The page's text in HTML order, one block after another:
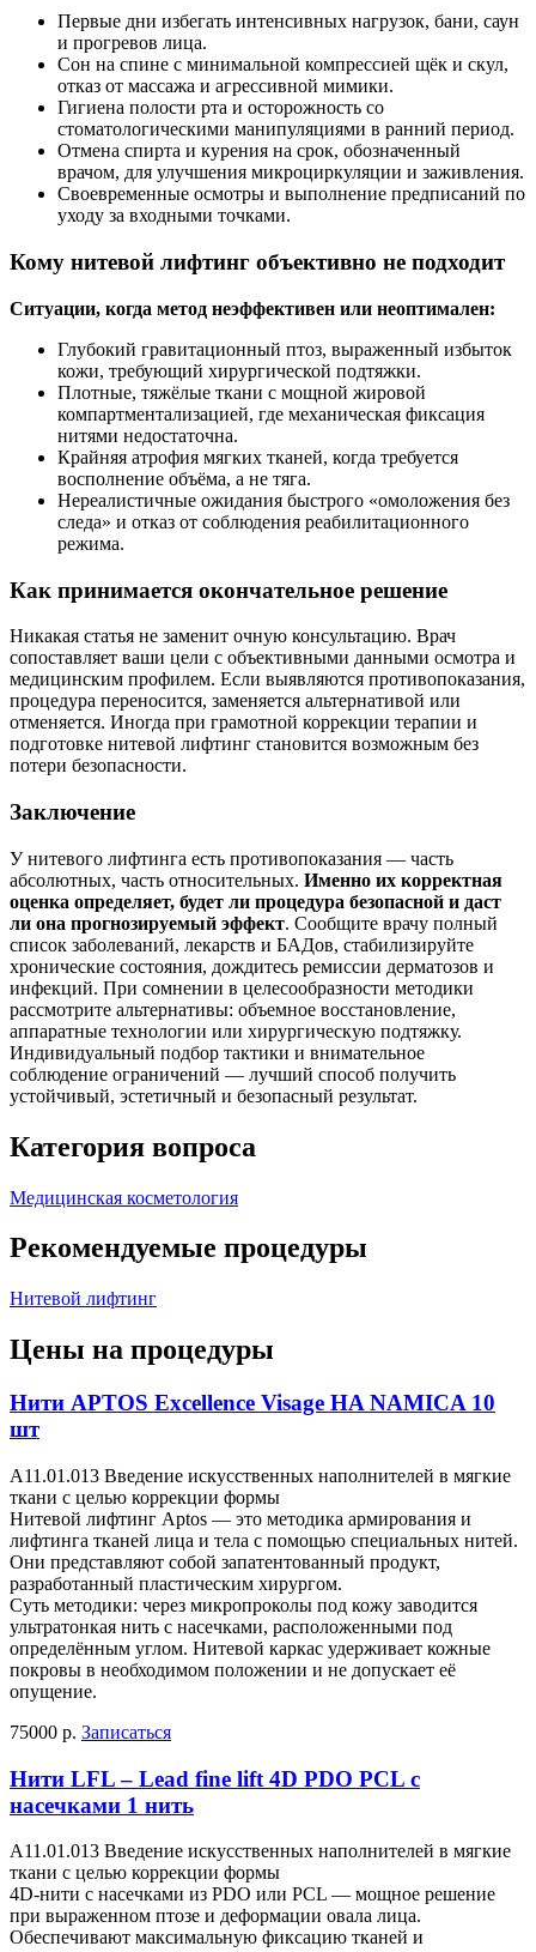
Первые дни избегать интенсивных нагрузок, бани, саун
и прогревов лица.
Сон на спине с минимальной компрессией щёк и скул,
отказ от массажа и агрессивной мимики.
Гигиена полости рта и осторожность со
стоматологическими манипуляциями в ранний период.
Отмена спирта и курения на срок, обозначенный
врачом, для улучшения микроциркуляции и заживления.
Своевременные осмотры и выполнение предписаний по
уходу за входными точками.
Кому нитевой лифтинг объективно не подходит
Ситуации, когда метод неэффективен или неоптимален:
Глубокий гравитационный птоз, выраженный избыток
кожи, требующий хирургической подтяжки.
Плотные, тяжёлые ткани с мощной жировой
компартментализацией, где механическая фиксация
нитями недостаточна.
Крайняя атрофия мягких тканей, когда требуется
восполнение объёма, а не тяга.
Нереалистичные ожидания быстрого «омоложения без
следа» и отказ от соблюдения реабилитационного
режима.
Как принимается окончательное решение
Никакая статья не заменит очную консультацию. Врач
сопоставляет ваши цели с объективными данными осмотра и
медицинским профилем. Если выявляются противопоказания,
процедура переносится, заменяется альтернативой или
отменяется. Иногда при грамотной коррекции терапии и
подготовке нитевой лифтинг становится возможным без
потери безопасности.
Заключение
У нитевого лифтинга есть противопоказания — часть
абсолютных, часть относительных. Именно их корректная
оценка определяет, будет ли процедура безопасной и даст
ли она прогнозируемый эффект. Сообщите врачу полный
список заболеваний, лекарств и БАДов, стабилизируйте
хронические состояния, дождитесь ремиссии дерматозов и
инфекций. При сомнении в целесообразности методики
рассмотрите альтернативы: объемное восстановление,
аппаратные технологии или хирургическую подтяжку.
Индивидуальный подбор тактики и внимательное
соблюдение ограничений — лучший способ получить
устойчивый, эстетичный и безопасный результат.
Категория вопроса
Медицинская косметология
Рекомендуемые процедуры
Нитевой лифтинг
Цены на процедуры
Нити APTOS Excellence Visage HA NAMICA 10
шт
A11.01.013 Введение искусственных наполнителей в мягкие
ткани с целью коррекции формы
Нитевой лифтинг Aptos — это методика армирования и
лифтинга тканей лица и тела с помощью специальных нитей.
Они представляют собой запатентованный продукт,
разработанный пластическим хирургом.
Суть методики: через микропроколы под кожу заводится
ультратонкая нить с насечками, расположенными под
определённым углом. Нитевой каркас удерживает кожные
покровы в необходимом положении и не допускает её
опущение.
75000 р. Записаться
Нити LFL – Lead fine lift 4D PDO PCL с
насечками 1 нить
A11.01.013 Введение искусственных наполнителей в мягкие
ткани с целью коррекции формы
4D-нити с насечками из PDO или PCL — мощное решение
при выраженном птозе и деформации овала лица.
Обеспечивают максимальную фиксацию тканей и